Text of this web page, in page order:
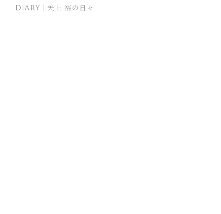
DIARY｜矢上 裕の日々